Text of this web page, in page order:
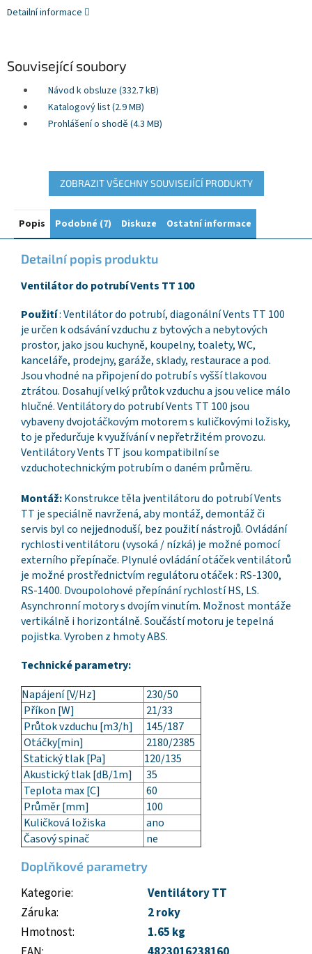
Detailní informace
Související soubory
Návod k obsluze (332.7 kB)
Katalogový list (2.9 MB)
Prohlášení o shodě (4.3 MB)
ZOBRAZIT VŠECHNY SOUVISEJÍCÍ PRODUKTY
Popis Podobné (7) Diskuze Ostatní informace
Detailní popis produktu
Ventilátor do potrubí Vents TT 100
Použití: Ventilátor do potrubí, diagonální Vents TT 100
je určen k odsávání vzduchu z bytových a nebytových
prostor, jako jsou kuchyně, koupelny, toalety, WC,
kanceláře, prodejny, garáže, sklady, restaurace a pod.
Jsou vhodné na připojení do potrubí s vyšší tlakovou
ztrátou. Dosahují velký průtok vzduchu a jsou velice málo
hlučné. Ventilátory do potrubí Vents TT 100 jsou
vybaveny dvojotáčkovým motorem s kuličkovými ložisky,
to je předurčuje k využívání v nepřetržitém provozu.
Ventilátory Vents TT jsou kompatibilní se
vzduchotechnickým potrubím o daném průměru.
Montáž:Konstrukce těla jventilátoru do potrubí Vents
TT je speciálně navržená, aby montáž, demontáž či
servis byl co nejjednoduší, bez použití nástrojů. Ovládání
rychlosti ventilátoru (vysoká / nízká) je možné pomocí
externího přepínače. Plynulé ovládání otáček ventilátorů
je možné prostřednictvím regulátoru otáček : RS-1300,
RS-1400. Dvoupolohové přepínání rychlostí HS, LS.
Asynchronní motory s dvojím vinutím. Možnost montáže
vertikálně i horizontálně. Součástí motoru je tepelná
pojistka. Vyroben z hmoty ABS.
Technické parametry:
Napájení [V/Hz]
230/50
Příkon [W]
21/33
Průtok vzduchu [m3/h]
145/187
Otáčky[min]
2180/2385
Statický tlak [Pa]
120/135
Akustický tlak [dB/1m]
35
Teplota max [C]
60
Průměr [mm]
100
Kuličková ložiska
ano
Časový spinač
ne
Doplňkové parametry
Kategorie:
Ventilátory TT
Záruka:
2 roky
Hmotnost:
1.65 kg